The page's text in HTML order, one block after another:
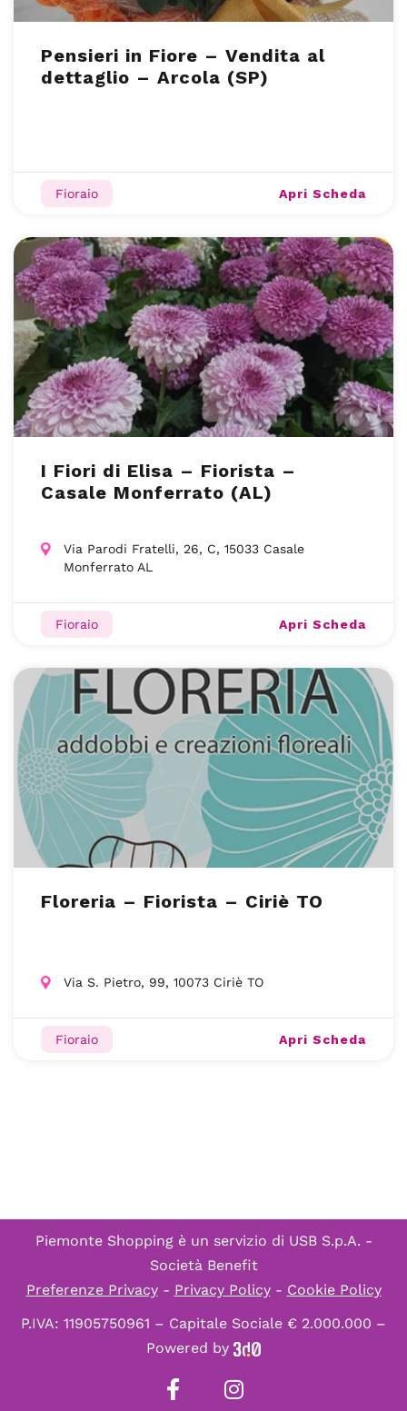
Pensieri in Fiore – Vendita al
dettaglio – Arcola (SP)
Fioraio Apri Scheda
I Fiori di Elisa – Fiorista –
Casale Monferrato (AL)
Via Parodi Fratelli, 26, C, 15033 Casale
Monferrato AL
Fioraio Apri Scheda
Floreria – Fiorista – Ciriè TO
Via S. Pietro, 99, 10073 Ciriè TO
Fioraio Apri Scheda
Piemonte Shopping è un servizio di USB S.p.A. -
Società Benefit
Preferenze Privacy- Privacy Policy- Cookie Policy
P.IVA: 11905750961 – Capitale Sociale € 2.000.000 –
Powered by